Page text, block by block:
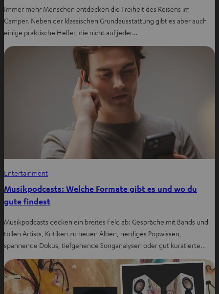
Immer mehr Menschen entdecken die Freiheit des Reisens im
Camper. Neben der klassischen Grundausstattung gibt es aber auch
einige praktische Helfer, die nicht auf jeder…
Entertainment
Musikpodcasts: Welche Formate gibt es und wo du
gute findest
Musikpodcasts decken ein breites Feld ab: Gespräche mit Bands und
tollen Artists, Kritiken zu neuen Alben, nerdiges Popwissen,
spannende Dokus, tiefgehende Songanalysen oder gut kuratierte…